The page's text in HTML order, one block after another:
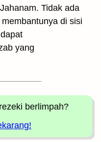
Tidak ada
di sisi
yang
berlimpah?